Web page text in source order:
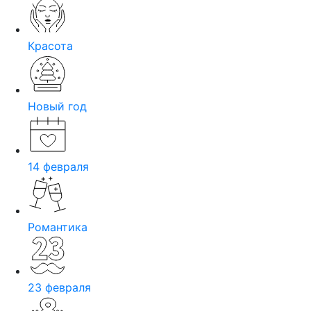
Красота
Новый год
14 февраля
Романтика
23 февраля